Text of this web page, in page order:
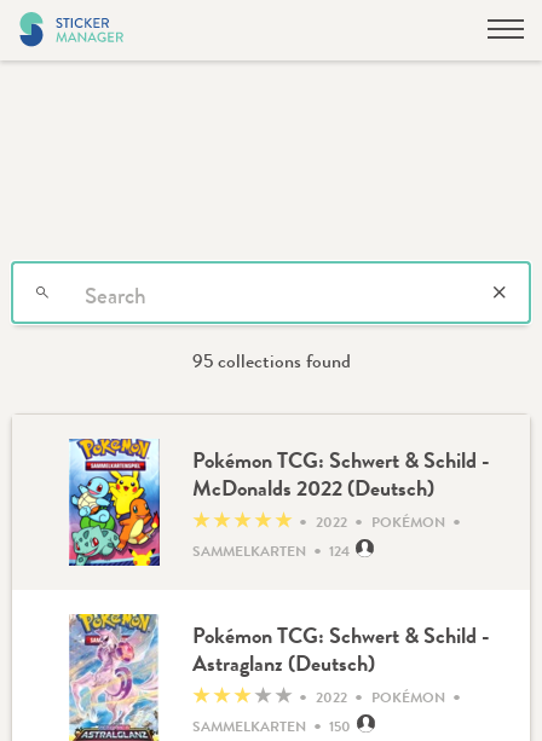
95 collections found
Pokémon TCG: Schwert & Schild -
McDonalds 2022 (Deutsch)
★★★★★ • 2022 • POKÉMON •
SAMMELKARTEN • 124
Pokémon TCG: Schwert & Schild -
Astraglanz (Deutsch)
★★★★★ • 2022 • POKÉMON •
SAMMELKARTEN • 150